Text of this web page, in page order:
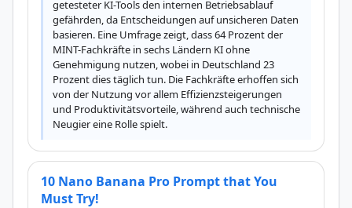
getesteter KI-Tools den internen Betriebsablauf
gefährden, da Entscheidungen auf unsicheren Daten
basieren. Eine Umfrage zeigt, dass 64 Prozent der
MINT-Fachkräfte in sechs Ländern KI ohne
Genehmigung nutzen, wobei in Deutschland 23
Prozent dies täglich tun. Die Fachkräfte erhoffen sich
von der Nutzung vor allem Effizienzsteigerungen
und Produktivitätsvorteile, während auch technische
Neugier eine Rolle spielt.
10 Nano Banana Pro Prompt that You
Must Try!